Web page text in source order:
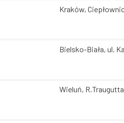
Kraków,
Bielsko-Biała, ul.
Wieluń,